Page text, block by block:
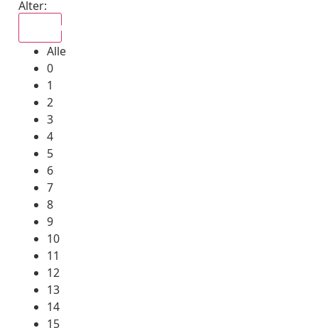
Alter:
Alle
0
1
2
3
4
5
6
7
8
9
10
11
12
13
14
15